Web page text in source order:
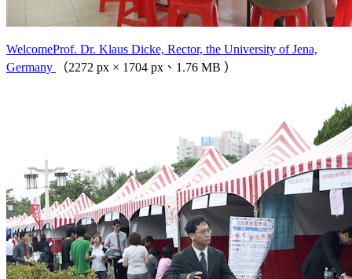
WelcomeProf. Dr. Klaus Dicke, Rector, the University of Jena,
Germany
（2272 px × 1704 px、1.76 MB ）